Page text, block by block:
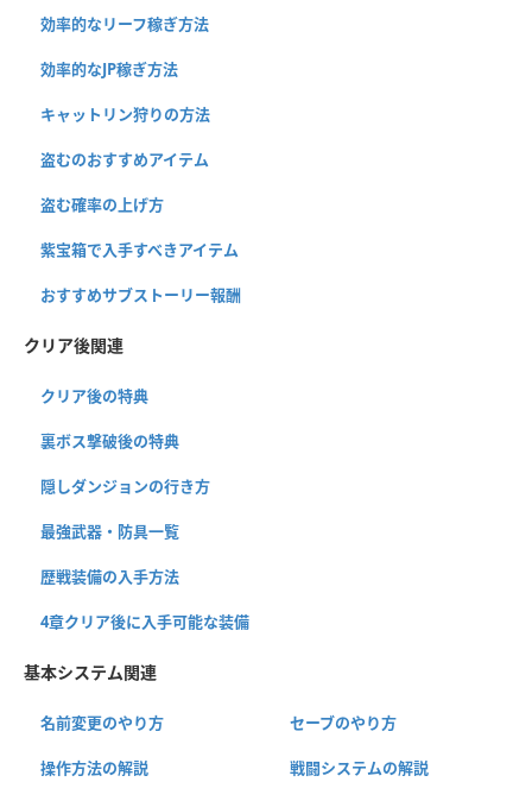
効率的なリーフ稼ぎ方法
効率的なJP稼ぎ方法
キャットリン狩りの方法
盗むのおすすめアイテム
盗む確率の上げ方
紫宝箱で入手すべきアイテム
おすすめサブストーリー報酬
クリア後関連
クリア後の特典
裏ボス撃破後の特典
隠しダンジョンの行き方
最強武器・防具一覧
歴戦装備の入手方法
4章クリア後に入手可能な装備
基本システム関連
名前変更のやり方 セーブのやり方
操作方法の解説 戦闘システムの解説